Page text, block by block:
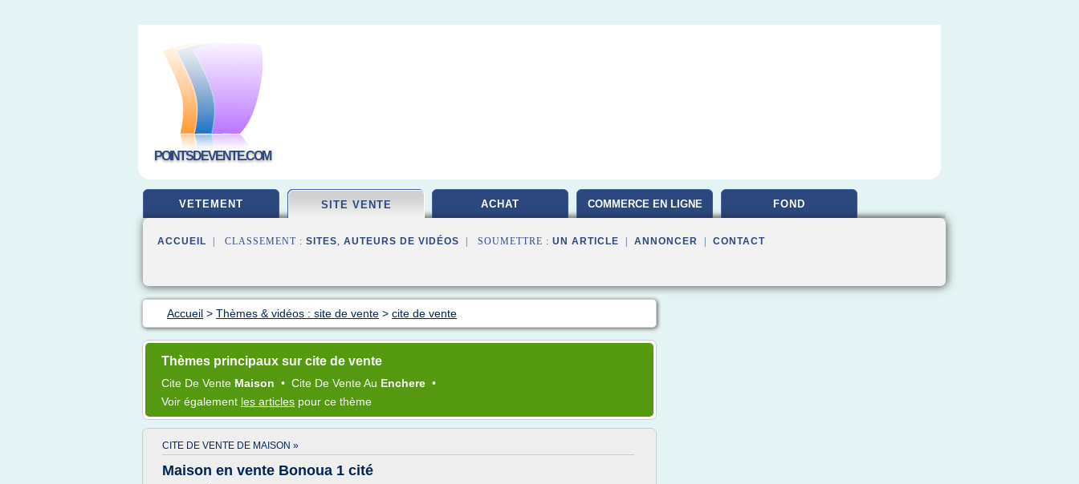
POINTSDEVENTE.COM
VETEMENT SITE VENTE ACHAT COMMERCE EN LIGNE FOND
ACCUEIL | CLASSEMENT : SITES, AUTEURS DE VIDÉOS | SOUMETTRE : UN ARTICLE ANNONCER CONTACT
Accueil > Thèmes & vidéos : site de vente > cite de vente
Thèmes principaux sur cite de vente
Cite De Vente Maison • Cite De VenteAu Enchere •
Voir également les articles pour ce thème
CITE DE VENTE DE MAISON »
Maison en vente Bonoua 1 cité